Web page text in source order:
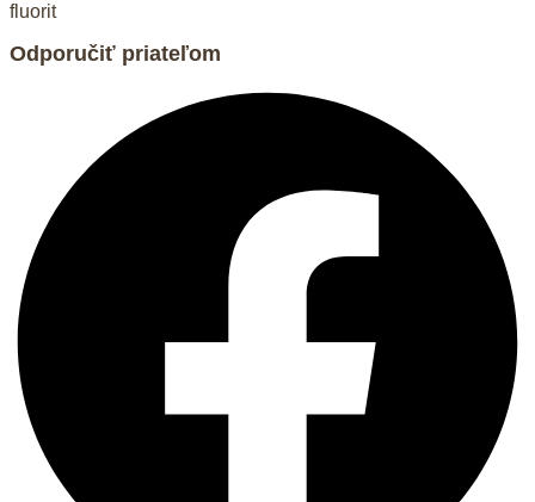
fluorit
Odporučiť priateľom